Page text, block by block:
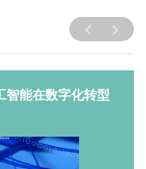
智能在数字化转型